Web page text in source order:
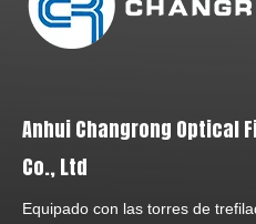
Anhui Changrong Optical
Co., Ltd
Equipado con las torres de